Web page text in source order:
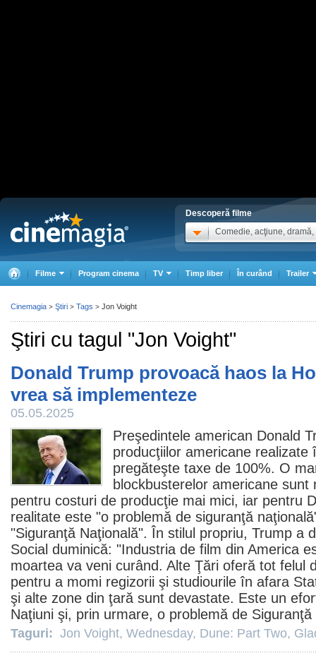
Descoperă filme
Comedie, acţiune, dramă,
Filme Program cinema TV Timp liber În curând Trailer
Ştiri cu tagul "Jon Voight"
Donald Trump provoacă haos la
vrea să implementeze
05.05.2025
Preşedintele american Donald
producţiilor americane
pregăteşte taxe de 100%. O
blockbusterelor americane
pentru costuri de producţie mai mici, iar pentru
realitate este "o problemă de siguranţă
"Siguranţă Naţională". În stilul propriu, Trump a
Social duminică: "Industria de film din America
moartea va veni curând. Alte Ţări oferă tot felul
pentru a momi regizorii şi studiourile în afara
şi alte zone din ţară sunt devastate. Este un
Naţiuni şi, prin urmare, o problemă de
Taguri: Jon Voight, Wednesday, Dune: Part Two,
Cinemagia > Ştiri > Tags > Jon Voight